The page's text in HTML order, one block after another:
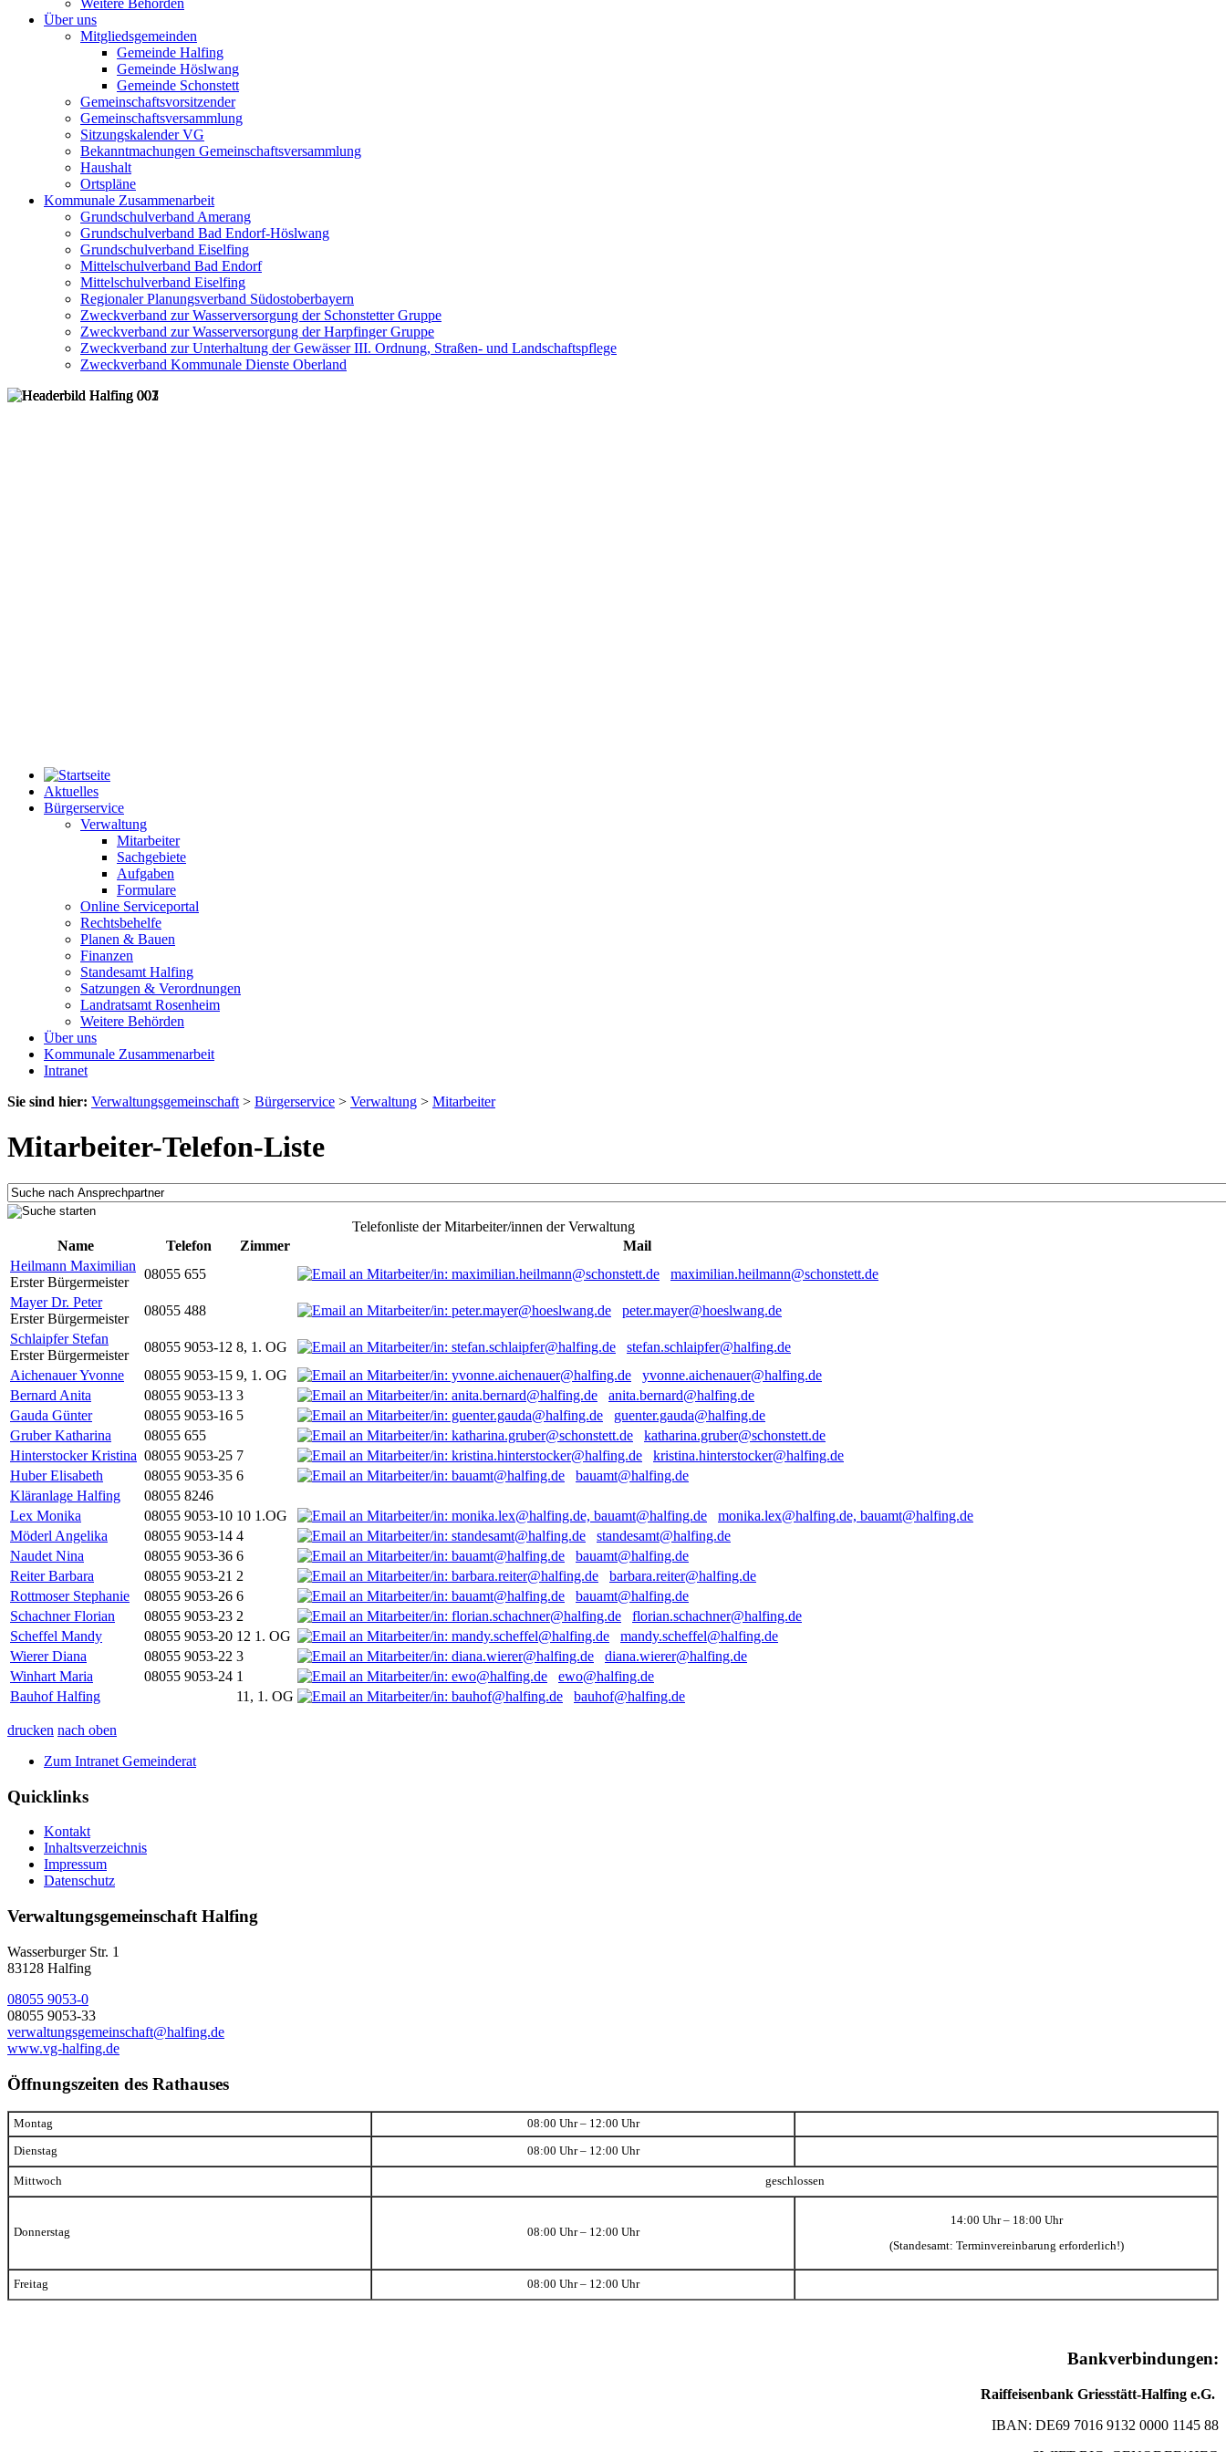
Weitere Behörden
Über uns
Mitgliedsgemeinden
Gemeinde Halfing
Gemeinde Höslwang
Gemeinde Schonstett
Gemeinschaftsvorsitzender
Gemeinschaftsversammlung
Sitzungskalender VG
Bekanntmachungen Gemeinschaftsversammlung
Haushalt
Ortspläne
Kommunale Zusammenarbeit
Grundschulverband Amerang
Grundschulverband Bad Endorf-Höslwang
Grundschulverband Eiselfing
Mittelschulverband Bad Endorf
Mittelschulverband Eiselfing
Regionaler Planungsverband Südostoberbayern
Zweckverband zur Wasserversorgung der Schonstetter Gruppe
Zweckverband zur Wasserversorgung der Harpfinger Gruppe
Zweckverband zur Unterhaltung der Gewässer III. Ordnung, Straßen- und Landschaftspflege
Zweckverband Kommunale Dienste Oberland
Aktuelles
Bürgerservice
Verwaltung
Mitarbeiter
Sachgebiete
Aufgaben
Formulare
Online Serviceportal
Rechtsbehelfe
Planen & Bauen
Finanzen
Standesamt Halfing
Satzungen & Verordnungen
Landratsamt Rosenheim
Weitere Behörden
Über uns
Kommunale Zusammenarbeit
Intranet
Sie sind hier: Verwaltungsgemeinschaft > Bürgerservice > Verwaltung > Mitarbeiter
Mitarbeiter-Telefon-Liste
Telefonliste der Mitarbeiter/innen der Verwaltung
Name
Telefon Zimmer
Mail
Heilmann Maximilian
Erster Bürgermeister
08055 655
maximilian.heilmann@schonstett.de
Mayer Dr. Peter
Erster Bürgermeister
08055 488
peter.mayer@hoeslwang.de
Schlaipfer Stefan
Erster Bürgermeister
08055 9053-12 8, 1. OG
stefan.schlaipfer@halfing.de
Aichenauer Yvonne
08055 9053-15 9, 1. OG
yvonne.aichenauer@halfing.de
Bernard Anita
08055 9053-13 3
anita.bernard@halfing.de
Gauda Günter
08055 9053-16 5
guenter.gauda@halfing.de
Gruber Katharina
08055 655
katharina.gruber@schonstett.de
Hinterstocker Kristina 08055 9053-25 7
kristina.hinterstocker@halfing.de
Huber Elisabeth
08055 9053-35 6
bauamt@halfing.de
Kläranlage Halfing
08055 8246
Lex Monika
08055 9053-10 10 1.OG
monika.lex@halfing.de, bauamt@halfing.de
Möderl Angelika
08055 9053-14 4
standesamt@halfing.de
Naudet Nina
08055 9053-36 6
bauamt@halfing.de
Reiter Barbara
08055 9053-21 2
barbara.reiter@halfing.de
Rottmoser Stephanie
08055 9053-26 6
bauamt@halfing.de
Schachner Florian
08055 9053-23 2
florian.schachner@halfing.de
Scheffel Mandy
08055 9053-20 12 1. OG
mandy.scheffel@halfing.de
Wierer Diana
08055 9053-22 3
diana.wierer@halfing.de
Winhart Maria
08055 9053-24 1
ewo@halfing.de
Bauhof Halfing
11, 1. OG bauhof@halfing.de
drucken nach oben
Zum Intranet Gemeinderat
Quicklinks
Kontakt
Inhaltsverzeichnis
Impressum
Datenschutz
Verwaltungsgemeinschaft Halfing
Wasserburger Str. 1
83128 Halfing
08055 9053-0
08055 9053-33
verwaltungsgemeinschaft@halfing.de
www.vg-halfing.de
Öffnungszeiten des Rathauses
Montag 08:00 Uhr – 12:00 Uhr
Dienstag 08:00 Uhr – 12:00 Uhr
Mittwoch geschlossen
Donnerstag 08:00 Uhr – 12:00 Uhr
14:00 Uhr – 18:00 Uhr
(Standesamt: Terminvereinbarung erforderlich!)
Freitag 08:00 Uhr – 12:00 Uhr
Bankverbindungen:
Raiffeisenbank Griesstätt-Halfing e.G.
IBAN: DE69 7016 9132 0000 1145 88